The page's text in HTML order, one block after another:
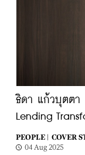
ธิดา แก้วบุตตา
Lending
PEOPLE |
COVER
04 Aug 2025